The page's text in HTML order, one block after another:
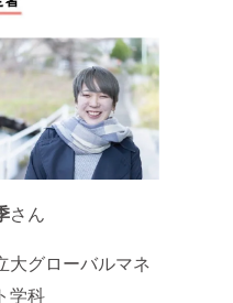
さん
大グローバルマネ
学科